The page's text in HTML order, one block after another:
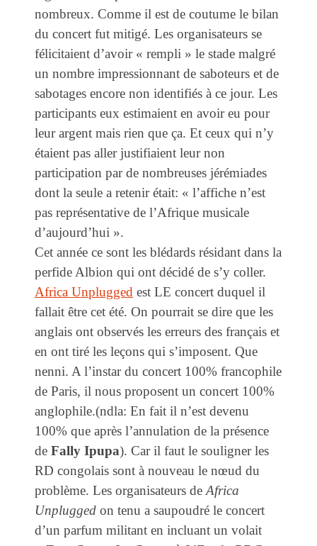
nombreux. Comme il est de coutume le bilan
du concert fut mitigé. Les organisateurs se
félicitaient d’avoir « rempli » le stade malgré
un nombre impressionnant de saboteurs et de
sabotages encore non identifiés à ce jour. Les
participants eux estimaient en avoir eu pour
leur argent mais rien que ça. Et ceux qui n’y
étaient pas aller justifiaient leur non
participation par de nombreuses jérémiades
dont la seule a retenir était: « l’affiche n’est
pas représentative de l’Afrique musicale
d’aujourd’hui ».
Cet année ce sont les blédards résidant dans la
perfide Albion qui ont décidé de s’y coller.
Africa Unplugged est LE concert duquel il
fallait être cet été. On pourrait se dire que les
anglais ont observés les erreurs des français et
en ont tiré les leçons qui s’imposent. Que
nenni. A l’instar du concert 100% francophile
de Paris, il nous proposent un concert 100%
anglophile.(ndla: En fait il n’est devenu
100% que après l’annulation de la présence
de Fally Ipupa). Car il faut le souligner les
RD congolais sont à nouveau le nœud du
problème. Les organisateurs de Africa
Unplugged on tenu a saupoudré le concert
d’un parfum militant en incluant un volait